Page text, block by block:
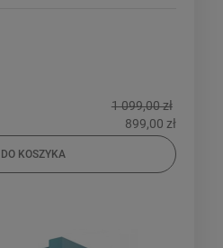
1 099,00 zł
899,00 zł
DO KOSZYKA